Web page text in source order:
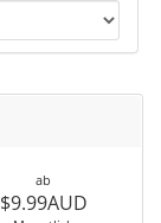
ab
$9.99AUD